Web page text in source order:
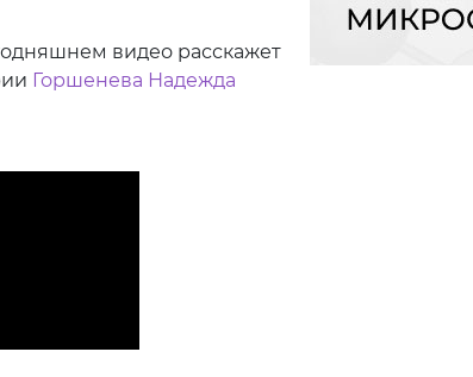
видео расскажет
Горшенева Надежда